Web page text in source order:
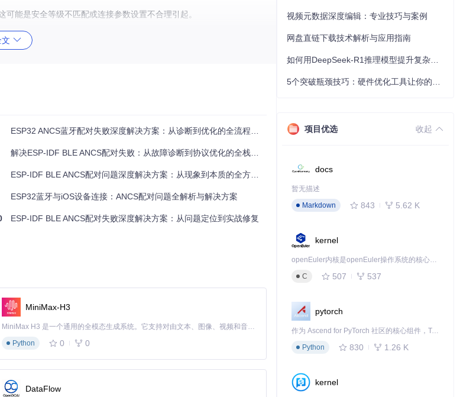
能是安全等级不匹配或连接参数设置不合理引起。
配置优化解决，仅有少数情况涉及硬件或协议栈底层问题。
程如下：
iOS设备作为Central（中心设备）发起连接。配对失败可能发生在从广
备。
问的关键：
ESP32 ANCS蓝牙配对失败深度解决方案：从诊断到优化的全流程指南
解决ESP-IDF BLE ANCS配对失败：从故障诊断到协议优化的全栈解决方案
ESP-IDF BLE ANCS配对问题深度解决方案：从现象到本质的全方位突破
ESP32蓝牙与iOS设备连接：ANCS配对问题全解析与解决方案
ESP-IDF BLE ANCS配对失败深度解决方案：从问题定位到实战修复
MiniMax-H3
MiniMax H3 是一个通用的全模态生成系统。它支持对由文本、图像、视频和音频组成的多模态上下文进行统一理解，并能生成分辨率高达 2K、时长可达 15 秒的带原生立体声音频的视频。得益于面向任务泛化的系统设计，H3 在预训练阶段就已具备广泛的多模态上下文理解与生成能力，能够出色地执行复杂的多模态指令。
Python
0 0
DataFlow
视频元数据深度编辑：专业技巧与案例
网盘直链下载技术解析与应用指南
项目优选 收起
docs
暂无描述
Markdown
843 5.62 K
kernel
openEuler内核是openEuler操作系统的核心，既是系统性能与稳定性的基石，也是连接处理器、设备与服务的桥梁。
C
507 537
pytorch
作为 Ascend for PyTorch 社区的核心组件，TorchNPU 是昇腾专为 PyTorch 打造的深度学习适配插件，使 PyTorch 框架能够直接调用昇腾 NPU，为开发者提供昇腾 AI 处理器的超强算力。
Python
830 1.26 K
kernel